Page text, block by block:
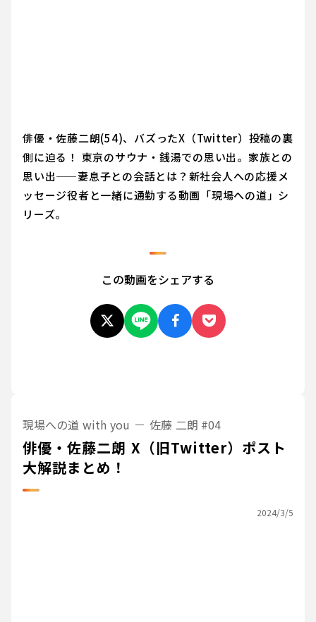
現場への道 with you 佐藤 二朗 #04
俳優・佐藤二朗 X（旧Twitter）ポスト
大解説まとめ！
2024/3/5
俳優・佐藤二朗(54)、バズったX（Twitter）投稿の裏
側に迫る！ 東京のサウナ・銭湯での思い出。家族との
思い出——妻息子との会話とは？新社会人への応援メ
ッセージ役者と一緒に通勤する動画「現場への道」シ
リーズ。
この動画をシェアする